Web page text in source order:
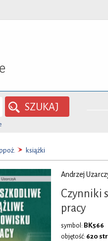
SZUKAJ
książki
Andrzej
Czynniki
pracy
symbol: BK566
objętość: 620